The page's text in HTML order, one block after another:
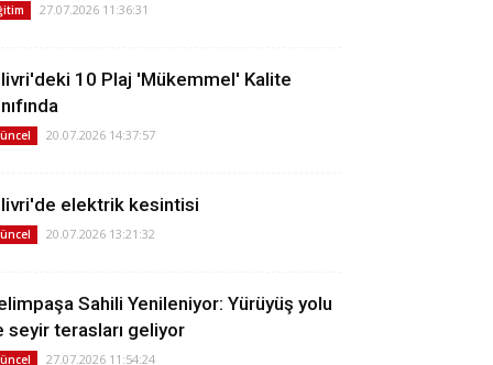
27.07.2026 11:36:31
10 Plaj 'Mükemmel' Kalite
20.07.2026 14:37:57
elektrik kesintisi
20.07.2026 13:21:32
Sahili Yenileniyor: Yürüyüş yolu
seyir terasları geliyor
27.07.2026 11:54:24